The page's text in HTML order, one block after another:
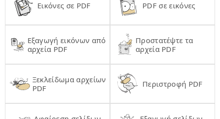
Εικόνες σε PDF PDF σε εικόνες
Εξαγωγή εικόνων από
αρχεία PDF
Προστατέψτε τα
αρχεία PDF
Ξεκλείδωμα αρχείων
PDF
Περιστροφή PDF